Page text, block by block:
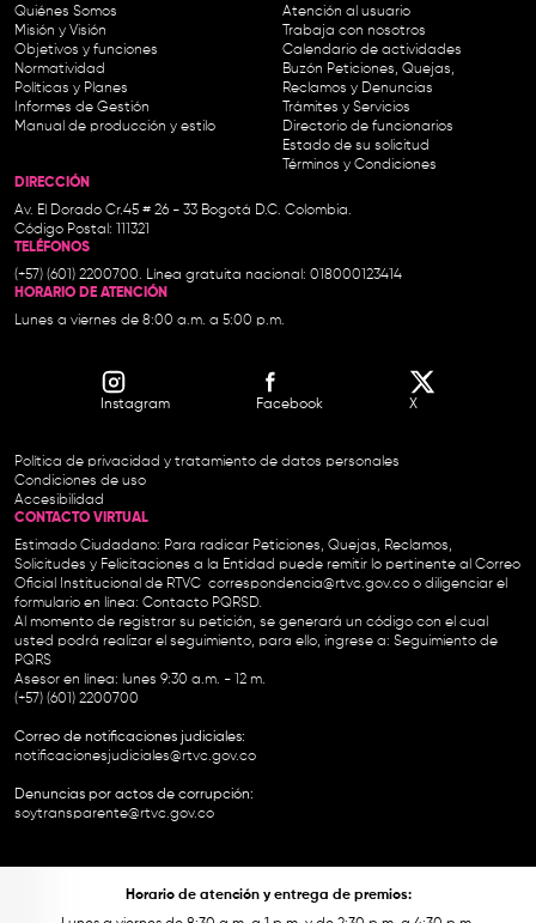
Quiénes Somos
Misión y Visión
Objetivos y funciones
Normatividad
Políticas y Planes
Informes de Gestión
Manual de producción y estilo
Atención al usuario
Trabaja con nosotros
Calendario de actividades
Buzón Peticiones, Quejas,
Reclamos y Denuncias
Trámites y Servicios
Directorio de funcionarios
Estado de su solicitud
Términos y Condiciones
DIRECCIÓN
Av. El Dorado Cr.45 # 26 - 33 Bogotá D.C. Colombia.
Código Postal: 111321
TELÉFONOS
(+57) (601) 2200700. Línea gratuita nacional: 018000123414
HORARIO DE ATENCIÓN
Lunes a viernes de 8:00 a.m. a 5:00 p.m.
Instagram Facebook X
Política de privacidad y tratamiento de datos personales
Condiciones de uso
Accesibilidad
CONTACTO VIRTUAL
Estimado Ciudadano: Para radicar Peticiones, Quejas, Reclamos,
Solicitudes y Felicitaciones a la Entidad puede remitir lo pertinente al Correo
Oficial Institucional de RTVC correspondencia@rtvc.gov.co o diligenciar el
formulario en línea: Contacto PQRSD.
Al momento de registrar su petición, se generará un código con el cual
usted podrá realizar el seguimiento, para ello, ingrese a: Seguimiento de
PQRS
Asesor en línea: lunes 9:30 a.m. - 12 m.
(+57) (601) 2200700
Correo de notificaciones judiciales:
notificacionesjudiciales@rtvc.gov.co
Denuncias por actos de corrupción:
soytransparente@rtvc.gov.co
Horario de atención y entrega de premios: